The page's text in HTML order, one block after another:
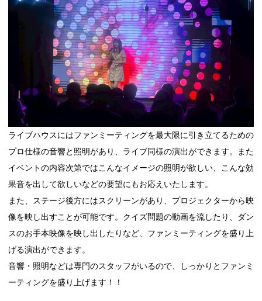
ライブハウスにはファンミーティングを最大限に引き立てるための
プロ仕様の音響と照明があり、ライブ同様の演出ができます。また
イベントの内容次第ではこんなイメージの照明が欲しい、こんな効
果音を出して欲しいなどの要望にもお応えいたします。
また、ステージ後方にはスクリーンがあり、プロジェクターから映
像を映し出すことが可能です。クイズ問題の動画を流したり、ダン
スのお手本映像を映し出したりなど、ファンミーティングを盛り上
げる演出ができます。
音響・照明などは専門のスタッフがいるので、しっかりとファンミ
ーティングを盛り上げます！！